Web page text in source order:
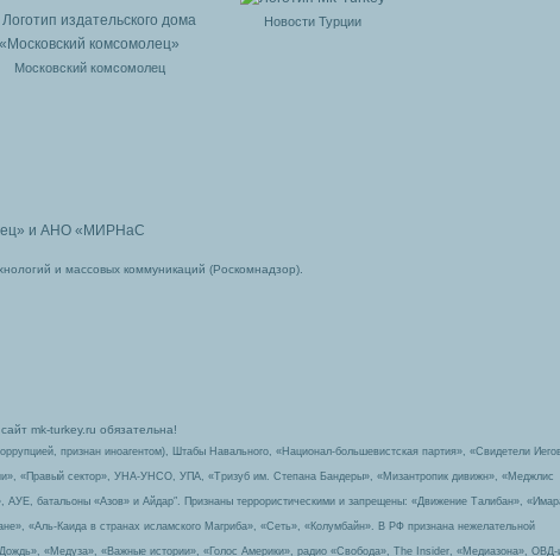
Московский комсомолец
Новости Турции
и АНО «МИРНаС
и массовых коммуникаций (Роскомнадзор).
mk-turkey.ru обязательна!
признан иноагентом), Штабы Навального, «Национал-большевистская партия», «Свидетели
«Правый сектор», УНА-УНСО, УПА, «Тризуб им. Степана Бандеры», «Мизантропик дивижн», «Меджлис
АУЕ, батальоны «Азов» и Айдар″. Признаны террористическими и запрещены: «Движение Талибан»,
«Аль-Каида в странах исламского Магриба», «Сеть», «Колумбайн». В РФ признана нежелательной
«Медуза», «Важные истории», «Голос Америки», радио «Свобода», The Insider, «Медиазона»,